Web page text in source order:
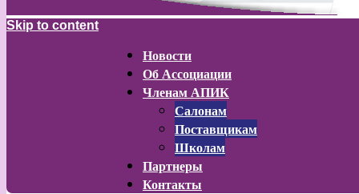
Skip to content
Новости
Об Ассоциации
Членам АПИК
Салонам
Поставщикам
Школам
Партнеры
Контакты